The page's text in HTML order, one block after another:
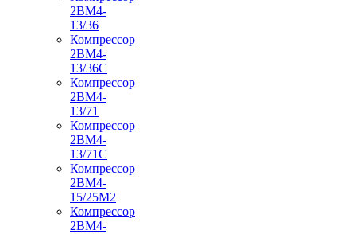
2ВМ4-
13/36
Компрессор
2ВМ4-
13/36С
Компрессор
2ВМ4-
13/71
Компрессор
2ВМ4-
13/71С
Компрессор
2ВМ4-
15/25М2
Компрессор
2ВМ4-